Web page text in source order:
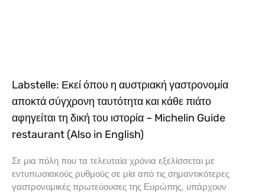
Labstelle: Εκεί όπου η αυστριακή γαστρονομία
αποκτά σύγχρονη ταυτότητα και κάθε πιάτο
αφηγείται τη δική του ιστορία – Michelin Guide
restaurant (Also in English)
Σε μια πόλη που τα τελευταία χρόνια εξελίσσεται με
εντυπωσιακούς ρυθμούς σε μία από τις σημαντικότερες
γαστρονομικές πρωτεύουσες της Ευρώπης, υπάρχουν